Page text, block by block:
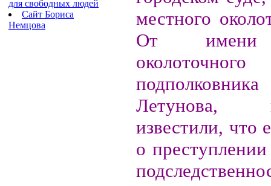
для свободных людей
Сайт Бориса
Немцова
местного
От имени
околоточного
Летунова,
известили, что
о